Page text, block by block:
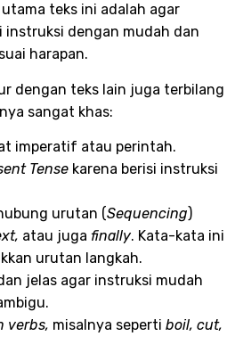
teks ini adalah agar
instruksi dengan mudah dan
harapan.
dengan teks lain juga terbilang
sangat khas:
imperatif atau perintah.
Tense karena berisi instruksi
urutan (Sequencing)
atau juga finally. Kata-kata ini
urutan langkah.
jelas agar instruksi mudah
verbs, misalnya seperti boil, cut,